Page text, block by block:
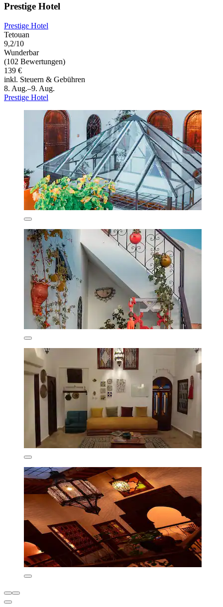
Prestige Hotel
Prestige Hotel
Tetouan
9,2/10
Wunderbar
(102 Bewertungen)
139 €
inkl. Steuern & Gebühren
8. Aug.–9. Aug.
Prestige Hotel